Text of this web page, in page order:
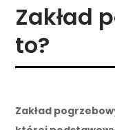
Zakład
to?
Zakład